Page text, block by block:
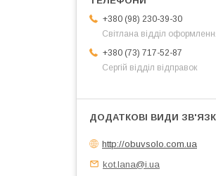
+380 (98) 230-39-30
Світлана відділ
+380 (73) 717-52-87
Сергій відділ відправок
http://obuvsolo.com.ua
kot.lana@i.ua